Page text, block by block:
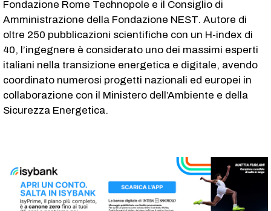
Fondazione Rome Technopole e il Consiglio di
Amministrazione della Fondazione NEST. Autore di
oltre 250 pubblicazioni scientifiche con un H-index di
40, l’ingegnere è considerato uno dei massimi esperti
italiani nella transizione energetica e digitale, avendo
coordinato numerosi progetti nazionali ed europei in
collaborazione con il Ministero dell’Ambiente e della
Sicurezza Energetica.